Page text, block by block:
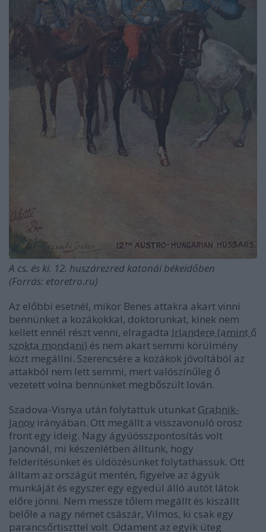
A cs. és ki. 12. huszárezred katonái békeidőben
(Forrás: etoretro.ru)
Az előbbi esetnél, mikor Benes attakra akart vinni
bennünket a kozákokkal, doktorunkat, kinek nem
kellett ennél részt venni, elragadta Irlandere (amint ő
szokta mondani) és nem akart semmi körülmény
közt megállni. Szerencsére a kozákok jóvoltából az
attakból nem lett semmi, mert valószínűleg ő
vezetett volna bennünket megbőszült lován.
Szadova-Visnya után folytattuk utunkat Grabnik-
Janov irányában. Ott megállt a visszavonuló orosz
front egy ideig. Nagy ágyúösszpontosítás volt
Janovnál, mi készenlétben álltunk, hogy
felderítésünket és üldözésünket folytathassuk. Ott
álltam az országút mentén, figyelve az ágyúk
munkáját és egyszer egy egyedül álló autót látok
előre jönni. Nem messze tőlem megállt és kiszállt
belőle a nagy német császár, Vilmos, ki csak egy
parancsőrtiszttel volt. Odament az egyik üteg